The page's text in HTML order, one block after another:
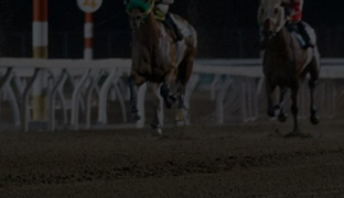
ス 公共の交通機関でのご来場